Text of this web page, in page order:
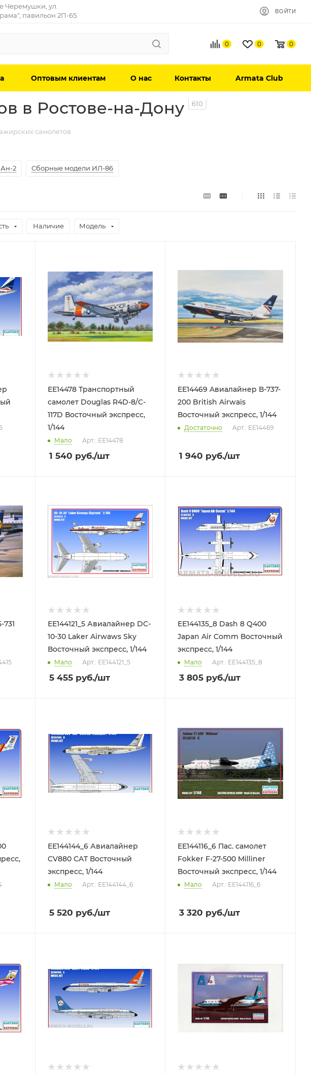
Черемушки, ул.
павильон 2П-65.
ВОЙТИ
0 0 0
Оптовым клиентам О нас Контакты Armata Club
в Ростове-на-Дону 610
самолетов
2 Сборные модели ИЛ-86
Наличие Модель
ЕЕ14478 Транспортный
самолет Douglas R4D-8/C-
117D Восточный экспресс,
1/144
Мало Арт.: ЕЕ14478
1 540 руб./шт
ЕЕ14469 Aвиалайнер В-737-
200 British Airwais
Восточный экспресс, 1/144
Достаточно Арт.: ЕЕ14469
1 940 руб./шт
ЕЕ144121_5 Авиалайнер DC-
10-30 Laker Airwaws Sky
Восточный экспресс, 1/144
Мало Арт.: ЕЕ144121_5
5 455руб./шт
ЕЕ144135_8 Dash 8 Q400
Japan Air Comm Восточный
экспресс, 1/144
Мало Арт.: ЕЕ144135_8
3 805 руб./шт
ЕЕ144144_6 Авиалайнер
CV880 CAT Восточный
экспресс, 1/144
Мало Арт.: ЕЕ144144_6
5 520 руб./шт
ЕЕ144116_6 Пас. самолет
Fokker F-27-500 Milliner
Восточный экспресс, 1/144
Мало Арт.: ЕЕ144116_6
3 320 руб./шт